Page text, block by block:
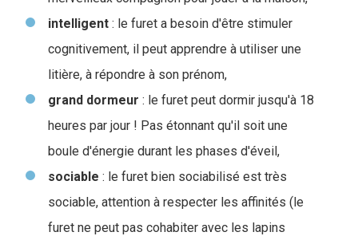
intelligent : le furet a besoin d'être stimuler
cognitivement, il peut apprendre à utiliser une
litière, à répondre à son prénom,
grand dormeur : le furet peut dormir jusqu'à 18
heures par jour ! Pas étonnant qu'il soit une
boule d'énergie durant les phases d'éveil,
sociable : le furet bien sociabilisé est très
sociable, attention à respecter les affinités (le
furet ne peut pas cohabiter avec les lapins